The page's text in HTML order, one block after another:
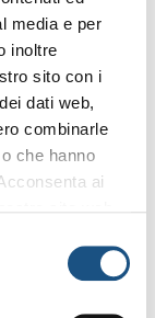
media e per
inoltre
sito con i
dati web,
combinarle
che hanno
ai
Cuore di
la quiete del